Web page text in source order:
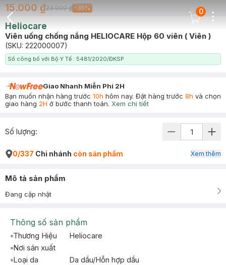
Back Icon
Cart Icon
0
15.000 ₫23.000 ₫ -35%
Heliocare
Viên uống chống nắng HELIOCARE Hộp 60 viên ( Viên )
(SKU: 222000007)
Số công bố với Bộ Y Tế : 5481/2020/ĐKSP
Giao Nhanh Miễn Phí 2H
Bạn muốn nhận hàng trước 10h hôm nay. Đặt hàng trước 8h và chọn
giao hàng 2H ở bước thanh toán. Xem chi tiết
Số lượng:
0/337 Chi nhánh còn sản phẩm Xem thêm
Mô tả sản phẩm
Đang cập nhật
Thông số sản phẩm
Thương Hiệu
Heliocare
Nơi sản xuất
Loại da
Da dầu/Hỗn hợp dầu